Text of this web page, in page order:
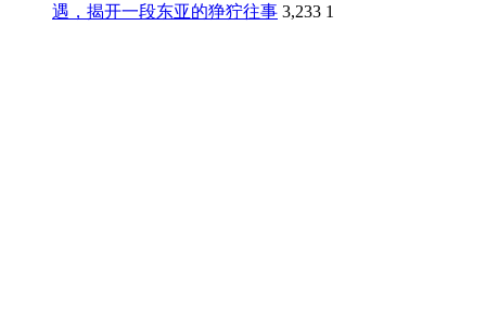
遇，揭开一段东亚的狰狞往事 3,233 1